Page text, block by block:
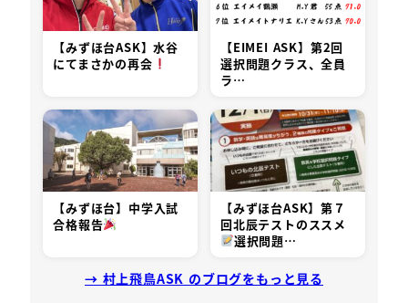
【みずほ台ASK】水谷
にてまさかの再会
【EIMEI ASK】第2回
選択問題クラス、全員
ラ…
【みずほ台】中学入試
合格報告
【みずほ台ASK】第７
回北辰テストのススメ
選択問題…
→ 村上飛鳥ASK のブログをもっと見る